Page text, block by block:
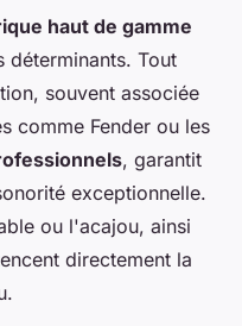
haut de gamme
déterminants. Tout
souvent associée
comme Fender ou les
, garantit
exceptionnelle.
ou l'acajou, ainsi
directement la